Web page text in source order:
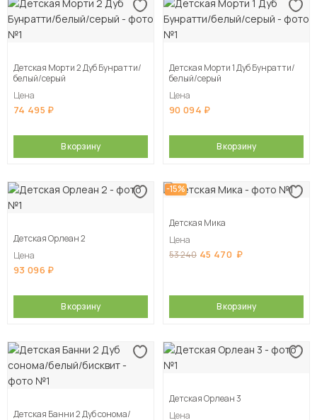
Детская Морти 2 Дуб Бунратти/
белый/серый
Цена
74 495
В корзину
Детская Морти 1 Дуб Бунратти/
белый/серый
Цена
90 094
В корзину
Детская Орлеан 2
Цена
93 096
В корзину
-15%
Детская Мика
Цена
53 240 45 470
В корзину
Детская Банни 2 Дуб сонома/
Детская Орлеан 3
Цена